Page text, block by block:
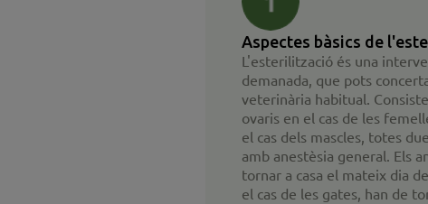
Aspectes bàsics de
L'esterilització és una
demanada, que pots
veterinària habitual.
ovaris en el cas de les
el cas dels mascles, totes
amb anestèsia general. Els
tornar a casa el mateix dia
el cas de les gates, han de